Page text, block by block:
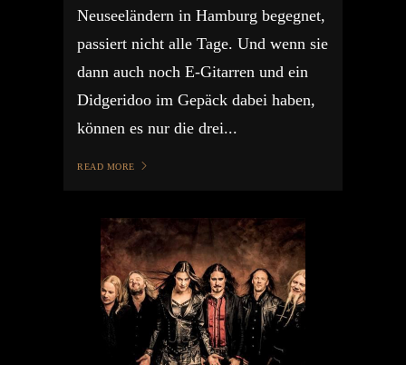
Neuseeländern in Hamburg begegnet,
passiert nicht alle Tage. Und wenn sie
dann auch noch E-Gitarren und ein
Didgeridoo im Gepäck dabei haben,
können es nur die drei...
READ MORE